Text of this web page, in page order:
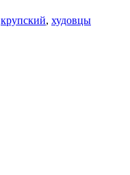
крупский, худовцы